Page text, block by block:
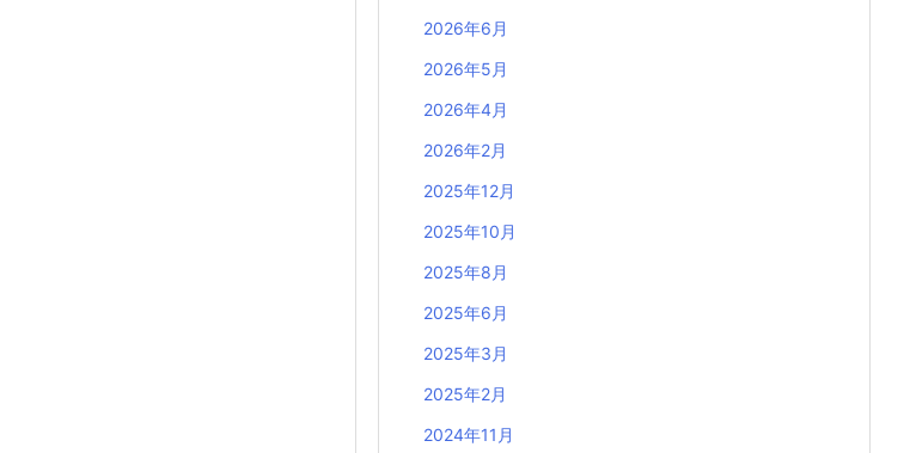
2026年6月
2026年5月
2026年4月
2026年2月
2025年12月
2025年10月
2025年8月
2025年6月
2025年3月
2025年2月
2024年11月